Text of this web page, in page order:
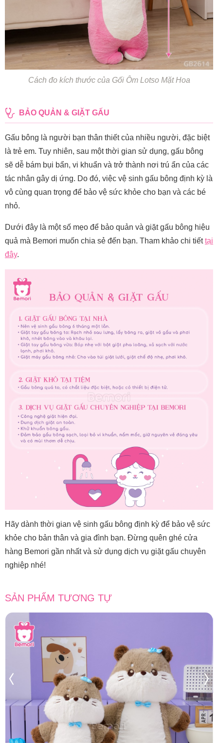
Cách đo kích thước của Gối Ôm Lotso Mặt Hoa
BẢO QUẢN & GIẶT GẤU
Gấu bông là người bạn thân thiết của nhiều người, đặc biệt
là trẻ em. Tuy nhiên, sau một thời gian sử dụng, gấu bông
sẽ dễ bám bụi bẩn, vi khuẩn và trở thành nơi trú ẩn của các
tác nhân gây dị ứng. Do đó, việc vệ sinh gấu bông định kỳ là
vô cùng quan trọng để bảo vệ sức khỏe cho bạn và các bé
nhỏ.
Dưới đây là một số mẹo để bảo quản và giặt gấu bông hiệu
quả mà Bemori muốn chia sẻ đến bạn. Tham khảo chi tiếttại
đây.
Hãy dành thời gian vệ sinh gấu bông định kỳ để bảo vệ sức
khỏe cho bản thân và gia đình bạn. Đừng quên ghé cửa
hàng Bemori gần nhất và sử dụng dịch vụ giặt gấu chuyên
nghiệp nhé!
SẢN PHẨM TƯƠNG TỰ